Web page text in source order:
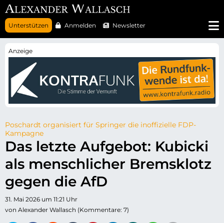
N
a
v
r
s
p
n
g
n
Unterstützen Anmelden Newsletter
Poschardt organisiert für Springer die inoffizielle FDP-
Kampagne
Das letzte Aufgebot: Kubicki
als menschlicher Bremsklotz
gegen die AfD
31. Mai 2026 um 11:21 Uhr
von Alexander Wallasch (Kommentare: 7)